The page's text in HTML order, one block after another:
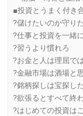
■投資とうまく付き
?儲けたいのか守り
?仕事と投資を一緒
?習うより慣れろ
?お金と人は理屈で
?金融市場は酒場と
?銘柄探しは宝探し
?欲張るとすべて終
?はじめての投資は